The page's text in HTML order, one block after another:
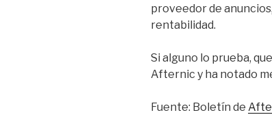
proveedor de
rentabilidad.
Si alguno lo prueba,
Afternic y ha notado
Fuente: Boletín de